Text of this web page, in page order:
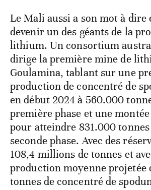
Le Mali aussi a son mot à
devenir un des géants de la
lithium. Un consortium
dirige la première mine de
Goulamina, tablant sur une
production de concentré de
en début 2024 à 560.000
première phase et une
pour atteindre 831.000
seconde phase. Avec des
108,4 millions de tonnes et
production moyenne projetée
tonnes de concentré de